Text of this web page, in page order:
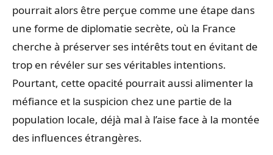
pourrait alors être perçue comme une étape dans
une forme de diplomatie secrète, où la France
cherche à préserver ses intérêts tout en évitant de
trop en révéler sur ses véritables intentions.
Pourtant, cette opacité pourrait aussi alimenter la
méfiance et la suspicion chez une partie de la
population locale, déjà mal à l’aise face à la montée
des influences étrangères.